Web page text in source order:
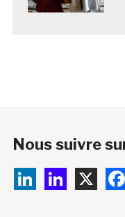
Nous suivre